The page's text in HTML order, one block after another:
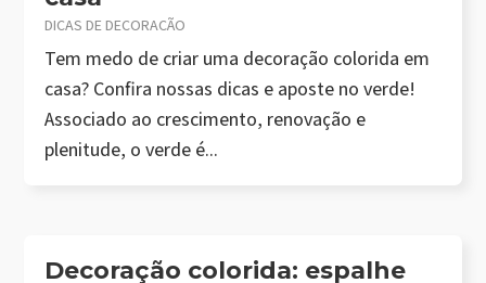
DICAS DE DECORAÇÃO
Tem medo de criar uma decoração colorida em
casa? Confira nossas dicas e aposte no verde!
Associado ao crescimento, renovação e
plenitude, o verde é...
Decoração colorida: espalhe